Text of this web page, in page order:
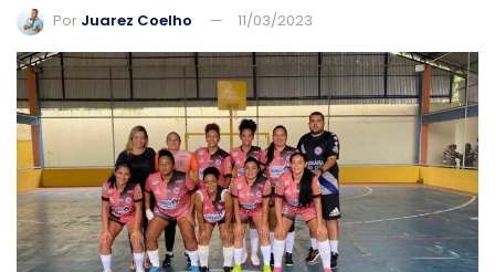
Por Juarez Coelho 11/03/2023